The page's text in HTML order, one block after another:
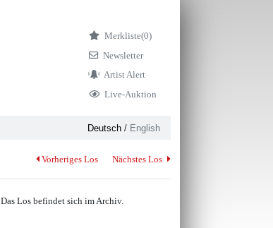
Merkliste(0)
Newsletter
Artist Alert
Live-Auktion
Deutsch/ English
Vorheriges Los Nächstes Los
Das Los befindet sich im Archiv.